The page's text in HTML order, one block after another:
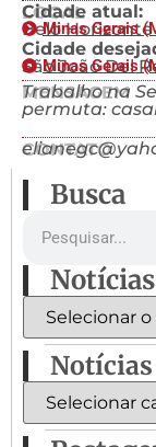
LOCAL
Cidade atual:
Belo Horizonte
Minas Gerais
Cidade
São João Del
Minas Gerais
MENSAGEM
Trabalho na
permuta:
CONTATO
Busca